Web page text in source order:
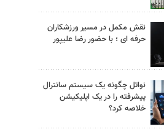
نقش مکمل در مسیر ورزشکاران
حرفه ای ؛ با حضور رضا علیپور
نواتل چگونه یک سیستم سانترال
پیشرفته را در یک اپلیکیشن
خلاصه کرد؟